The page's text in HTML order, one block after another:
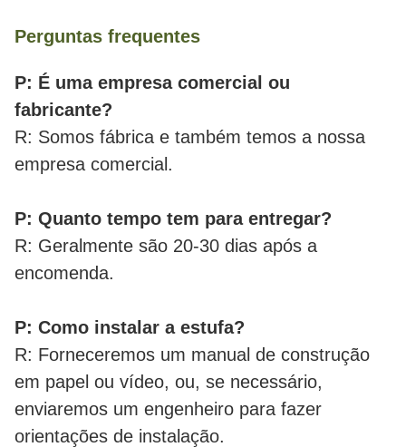
Perguntas frequentes
P: É uma empresa comercial ou
fabricante?
R: Somos fábrica e também temos a nossa
empresa comercial.
P: Quanto tempo tem para entregar?
R: Geralmente são 20-30 dias após a
encomenda.
P: Como instalar a estufa?
R: Forneceremos um manual de construção
em papel ou vídeo, ou, se necessário,
enviaremos um engenheiro para fazer
orientações de instalação.